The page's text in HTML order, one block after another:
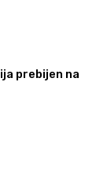
prebijen na